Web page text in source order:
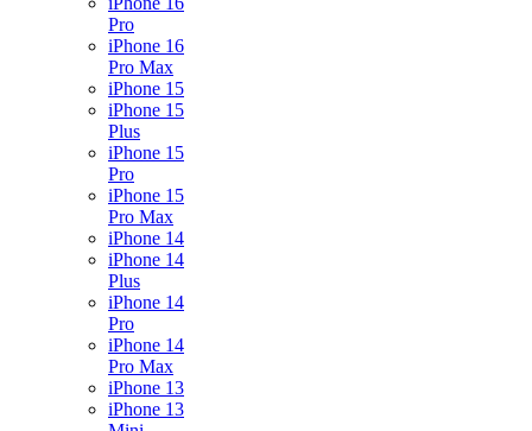
Pro
iPhone 16
Pro Max
iPhone 15
iPhone 15
Plus
iPhone 15
Pro
iPhone 15
Pro Max
iPhone 14
iPhone 14
Plus
iPhone 14
Pro
iPhone 14
Pro Max
iPhone 13
iPhone 13